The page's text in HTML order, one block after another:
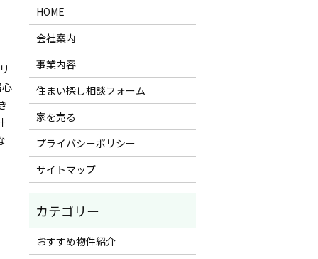
HOME
会社案内
事業内容
住まい探し相談フォーム
家を売る
プライバシーポリシー
サイトマップ
おすすめ物件紹介